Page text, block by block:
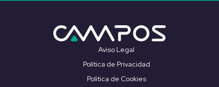
Aviso Legal
Política de Privacidad
Política de Cookies